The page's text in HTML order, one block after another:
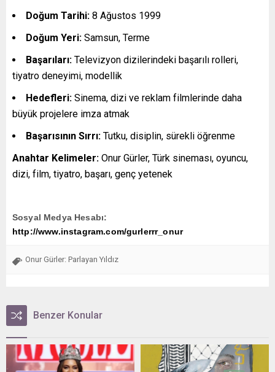
Doğum Tarihi: 8 Ağustos 1999
Doğum Yeri: Samsun, Terme
Başarıları: Televizyon dizilerindeki başarılı rolleri,
tiyatro deneyimi, modellik
Hedefleri: Sinema, dizi ve reklam filmlerinde daha
büyük projelere imza atmak
Başarısının Sırrı: Tutku, disiplin, sürekli öğrenme
Anahtar Kelimeler: Onur Gürler, Türk sineması, oyuncu,
dizi, film, tiyatro, başarı, genç yetenek
Sosyal Medya Hesabı:
http://www.instagram.com/gurlerrr_onur
Onur Gürler: Parlayan Yıldız
Benzer Konular